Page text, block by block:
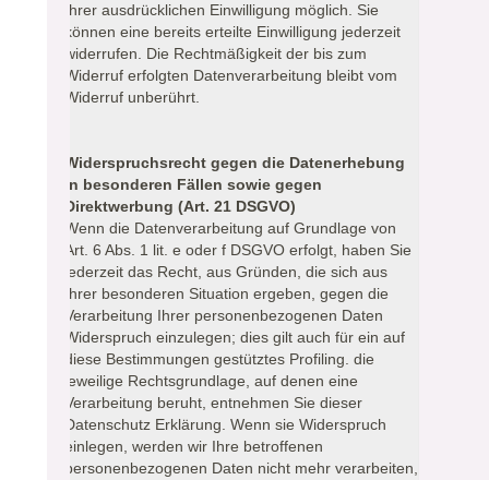
Ihrer ausdrücklichen Einwilligung möglich. Sie
können eine bereits erteilte Einwilligung jederzeit
widerrufen. Die Rechtmäßigkeit der bis zum
Widerruf erfolgten Datenverarbeitung bleibt vom
Widerruf unberührt.
Widerspruchsrecht gegen die Datenerhebung
in besonderen Fällen sowie gegen
Direktwerbung (Art. 21 DSGVO)
Wenn die Datenverarbeitung auf Grundlage von
Art. 6 Abs. 1 lit. e oder f DSGVO erfolgt, haben Sie
jederzeit das Recht, aus Gründen, die sich aus
Ihrer besonderen Situation ergeben, gegen die
Verarbeitung Ihrer personenbezogenen Daten
Widerspruch einzulegen; dies gilt auch für ein auf
diese Bestimmungen gestütztes Profiling. die
jeweilige Rechtsgrundlage, auf denen eine
Verarbeitung beruht, entnehmen Sie dieser
Datenschutz Erklärung. Wenn sie Widerspruch
einlegen, werden wir Ihre betroffenen
personenbezogenen Daten nicht mehr verarbeiten,